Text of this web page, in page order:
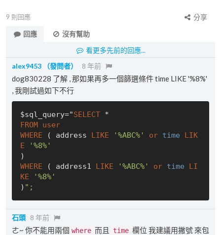
9 則回應
分享
回應
沒有幫助
看更多先前的回應...
alex9453
（發問者） 8 年前
dog830228 了解 , 那如果再多一個篩選條件 time LIKE '%8%'
, 我剛試過如下不行
$sql_query="SELECT
FROM user
WHERE ( address LIKE '%ABC%' or time
LIK
E
'%8%'
WHERE ( address1 LIKE '%ABC%' or time
LI
KE
'%8%'
)
石頭 8 年前
ㄜ~ 你不能用兩個 where 而且 time 欄位 我建議用撇號 來包